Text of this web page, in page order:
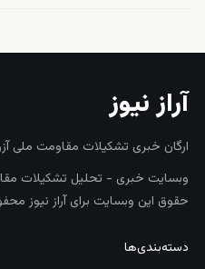
آراز نیوز
ارگان خبری تشکیلات مقاومت ملی
وبسایت خبری - تحلیل تشکیلات
حقوق این وبسایت برای آراز نیوز
دسته‌بندی‌ها